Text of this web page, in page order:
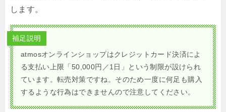
します。
補足説明
atmosオンラインショップはクレジットカード決済によ
る支払い上限「50,000円／1日」という制限が設けられ
ています。転売対策ですね。そのため一度に何足も購入
するような行為はできませんので注意してください。